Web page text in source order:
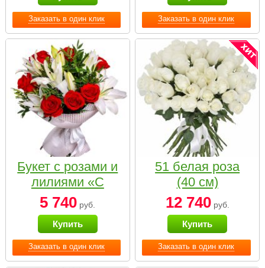
Заказать в один клик Заказать в один клик
Заказать в один клик
Букет с розами и
лилиями «С
наилучшими
пожеланиями»
5 740 руб.
Купить
Заказать в один клик
51 белая роза
(40 см)
12 740руб.
Купить